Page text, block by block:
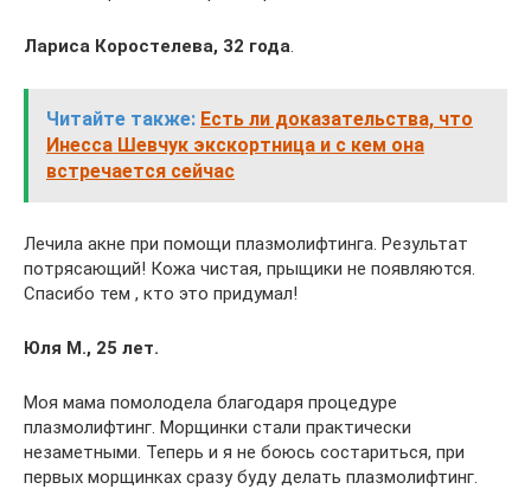
Лариса Коростелева, 32 года.
Читайте также: Есть ли доказательства, что
Инесса Шевчук экскортница и с кем она
встречается сейчас
Лечила акне при помощи плазмолифтинга. Результат
потрясающий! Кожа чистая, прыщики не появляются.
Спасибо тем , кто это придумал!
Юля М., 25 лет.
Моя мама помолодела благодаря процедуре
плазмолифтинг. Морщинки стали практически
незаметными. Теперь и я не боюсь состариться, при
первых морщинках сразу буду делать плазмолифтинг.